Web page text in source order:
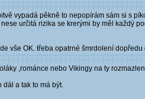
vypadá pěkně to nepopírám sám si s
určitá rizika se krerými by měl každý
vše OK. třeba opatrné šmrdolení dopředu
,románce nebo Vikingy na ty
dál a tak to má být.